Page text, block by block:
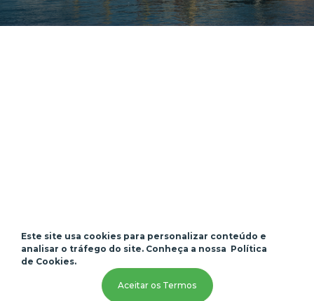
Este site usa cookies para personalizar conteúdo e
analisar o tráfego do site. Conheça a nossa Política
de Cookies.
Aceitar os Termos
Serviços
Filiais
Localização de Navios
Trabalhe Conosco